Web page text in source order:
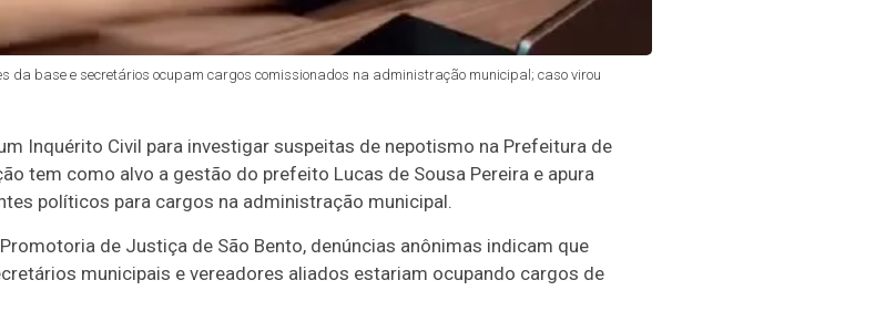
da base e secretários ocupam cargos comissionados na administração municipal; caso virou
Inquérito Civil para investigar suspeitas de nepotismo na Prefeitura de
tem como alvo a gestão do prefeito Lucas de Sousa Pereira e apura
políticos para cargos na administração municipal.
de Justiça de São Bento, denúncias anônimas indicam que
municipais e vereadores aliados estariam ocupando cargos de